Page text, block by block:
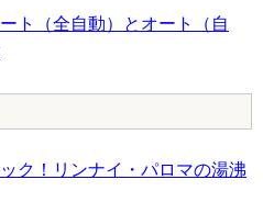
ト（全自動）とオート（自
ク！リンナイ・パロマの湯沸